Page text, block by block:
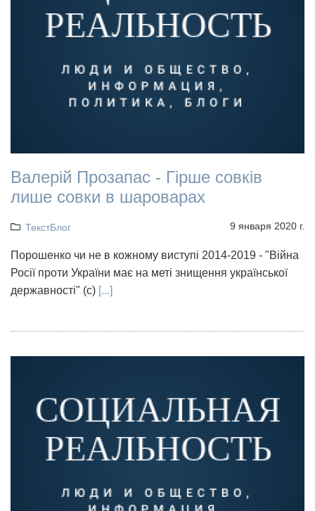
Валерій Прозапас - Гірше совків
лише совки в шароварах
ТекстБлог 9 января 2020 г.
Порошенко чи не в кожному виступі 2014-2019 - "Війна
Росії проти України має на меті знищення української
державності" (с) [...]